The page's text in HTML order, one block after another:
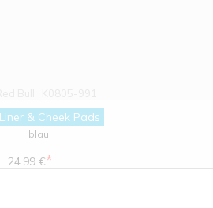
& Cheek Pads
blau
24.99 €*